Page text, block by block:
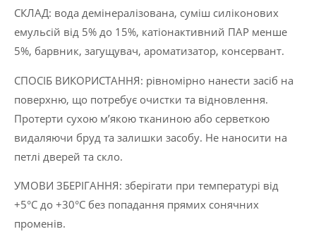
CКЛАД: вода демінералізована, суміш силіконових
емульсій від 5% до 15%, катіонактивний ПАР менше
5%, барвник, загущувач, ароматизатор, консервант.
СПОСІБ ВИКОРИСТАННЯ: рівномірно нанести засіб на
поверхню, що потребує очистки та відновлення.
Протерти сухою м’якою тканиною або серветкою
видаляючи бруд та залишки засобу. Не наносити на
петлі дверей та скло.
УМОВИ ЗБЕРІГАННЯ: зберігати при температурі від
+5°C до +30°C без попадання прямих сонячних
променів.